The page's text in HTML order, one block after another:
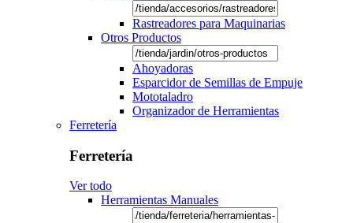
Rastreadores para Maquinarias
Otros Productos
Ahoyadoras
Esparcidor de Semillas de Empuje
Mototaladro
Organizador de Herramientas
Ferretería
Ferretería
Ver todo
Herramientas Manuales